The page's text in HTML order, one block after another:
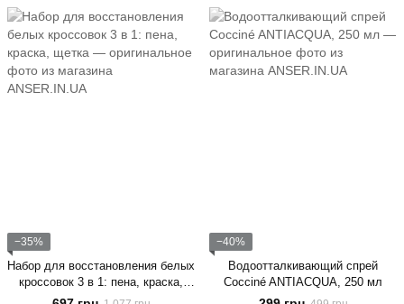
−35%
Набор для восстановления белых
кроссовок 3 в 1: пена, краска,
щетка
−40%
Водоотталкивающий спрей
Cocciné ANTIACQUA, 250 мл